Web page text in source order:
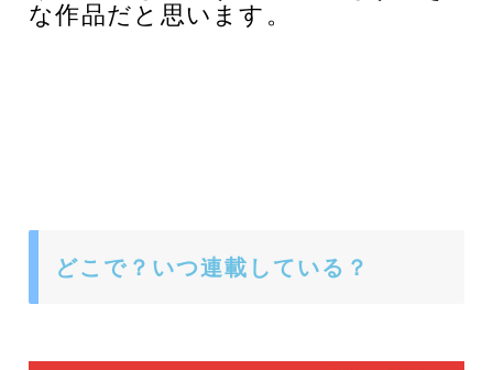
な作品だと思います。
どこで？いつ連載している？